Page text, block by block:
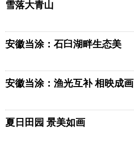
雪落大青山
安徽当涂：石臼湖畔生态美
安徽当涂：渔光互补 相映成画
夏日田园 景美如画